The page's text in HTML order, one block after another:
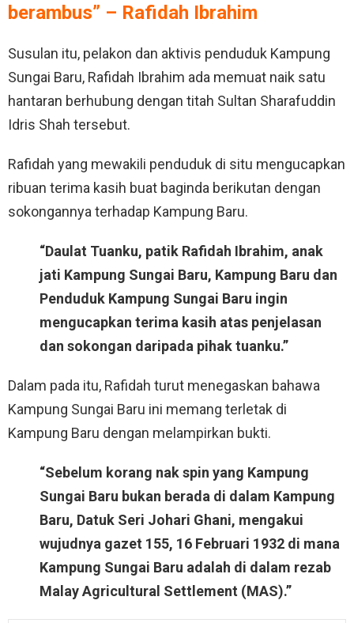
berambus” – Rafidah Ibrahim
Susulan itu, pelakon dan aktivis penduduk Kampung
Sungai Baru, Rafidah Ibrahim ada memuat naik satu
hantaran berhubung dengan titah Sultan Sharafuddin
Idris Shah tersebut.
Rafidah yang mewakili penduduk di situ mengucapkan
ribuan terima kasih buat baginda berikutan dengan
sokongannya terhadap Kampung Baru.
“Daulat Tuanku, patik Rafidah Ibrahim, anak
jati Kampung Sungai Baru, Kampung Baru dan
Penduduk Kampung Sungai Baru ingin
mengucapkan terima kasih atas penjelasan
dan sokongan daripada pihak tuanku.”
Dalam pada itu, Rafidah turut menegaskan bahawa
Kampung Sungai Baru ini memang terletak di
Kampung Baru dengan melampirkan bukti.
“Sebelum korang nak spin yang Kampung
Sungai Baru bukan berada di dalam Kampung
Baru, Datuk Seri Johari Ghani, mengakui
wujudnya gazet 155, 16 Februari 1932 di mana
Kampung Sungai Baru adalah di dalam rezab
Malay Agricultural Settlement (MAS).”